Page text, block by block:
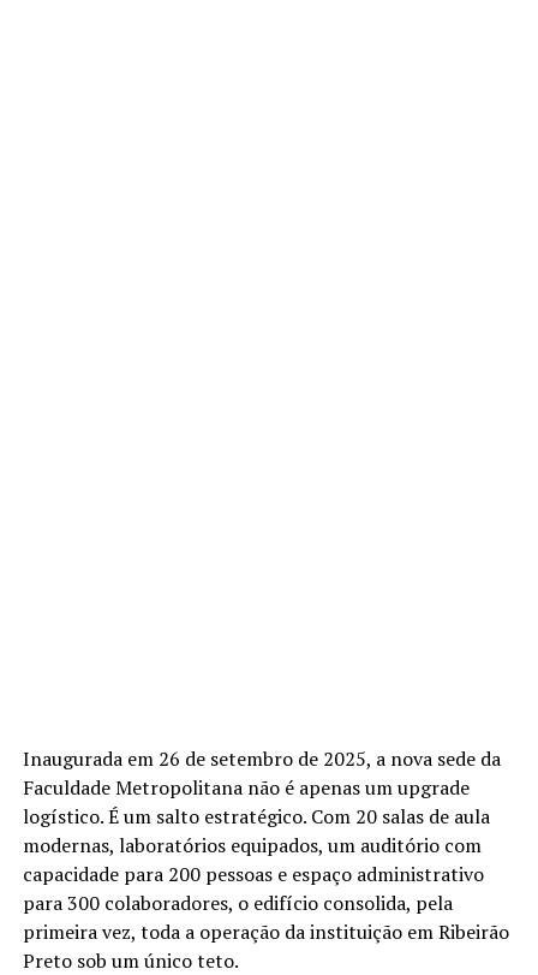
Inaugurada em 26 de setembro de 2025, a nova sede da
Faculdade Metropolitana não é apenas um upgrade
logístico. É um salto estratégico. Com 20 salas de aula
modernas, laboratórios equipados, um auditório com
capacidade para 200 pessoas e espaço administrativo
para 300 colaboradores, o edifício consolida, pela
primeira vez, toda a operação da instituição em Ribeirão
Preto sob um único teto.